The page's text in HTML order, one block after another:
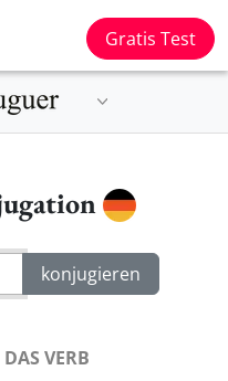
Gratis Test
VERB